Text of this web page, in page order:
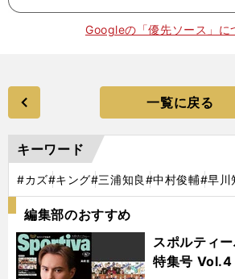
Googleの「優先ソース」に
一覧に戻る
キーワード
#カズ#キング#三浦知良#中村俊輔#早川
編集部のおすすめ
スポルティ
特集号